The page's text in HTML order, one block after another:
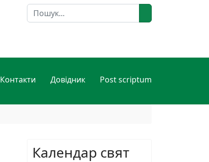
Пошук
Контакти Довідник Post scriptum
Календар свят